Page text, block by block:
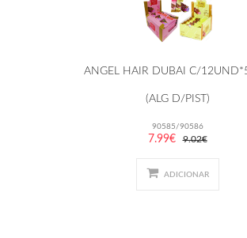
ANGEL HAIR DUBAI C/
(ALG D/PIST)
90585/90586
7.99€ 9.02€
ADICIONAR